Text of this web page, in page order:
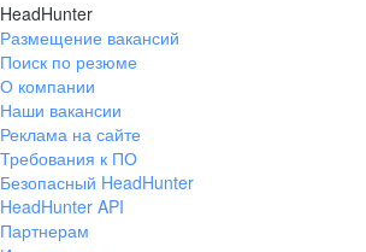
Екатеринбург
ул. Боевых Дружин, стр. 20,
+7 343 226-79-99
pr@ural.hh.ru
HeadHunter
Размещение вакансий
Поиск по резюме
О компании
Наши вакансии
Реклама на сайте
Требования к ПО
Безопасный HeadHunter
HeadHunter API
Партнерам